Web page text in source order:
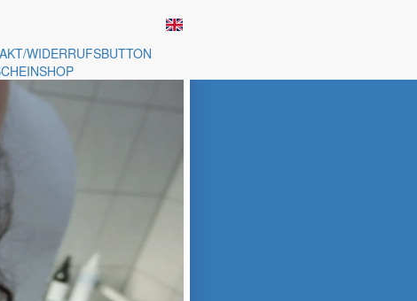
WIDERRUFSBUTTON